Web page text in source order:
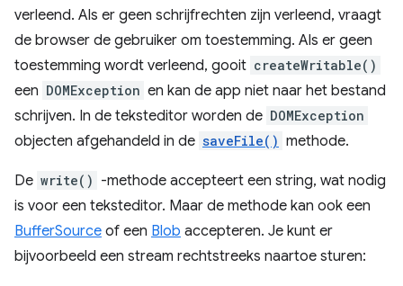
verleend. Als er geen schrijfrechten zijn verleend, vraagt ​​
de browser de gebruiker om toestemming. Als er geen
toestemming wordt verleend, gooit createWritable()
een DOMException en kan de app niet naar het bestand
schrijven. In de teksteditor worden de DOMException
objecten afgehandeld in de saveFile() methode.
De write() -methode accepteert een string, wat nodig
is voor een teksteditor. Maar de methode kan ook een
BufferSource of een Blob accepteren. Je kunt er
bijvoorbeeld een stream rechtstreeks naartoe sturen: